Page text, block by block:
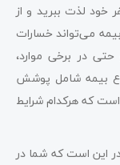
خود لذت ببرید و از
می‌تواند خسارات
در برخی موارد،
بیمه شامل پوشش
که هرکدام شرایط
این است که شما در